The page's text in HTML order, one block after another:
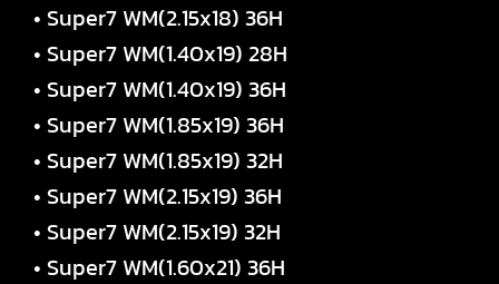
• Super7 WM(2.15x18) 36H
• Super7 WM(1.40x19) 28H
• Super7 WM(1.40x19) 36H
• Super7 WM(1.85x19) 36H
• Super7 WM(1.85x19) 32H
• Super7 WM(2.15x19) 36H
• Super7 WM(2.15x19) 32H
• Super7 WM(1.60x21) 36H